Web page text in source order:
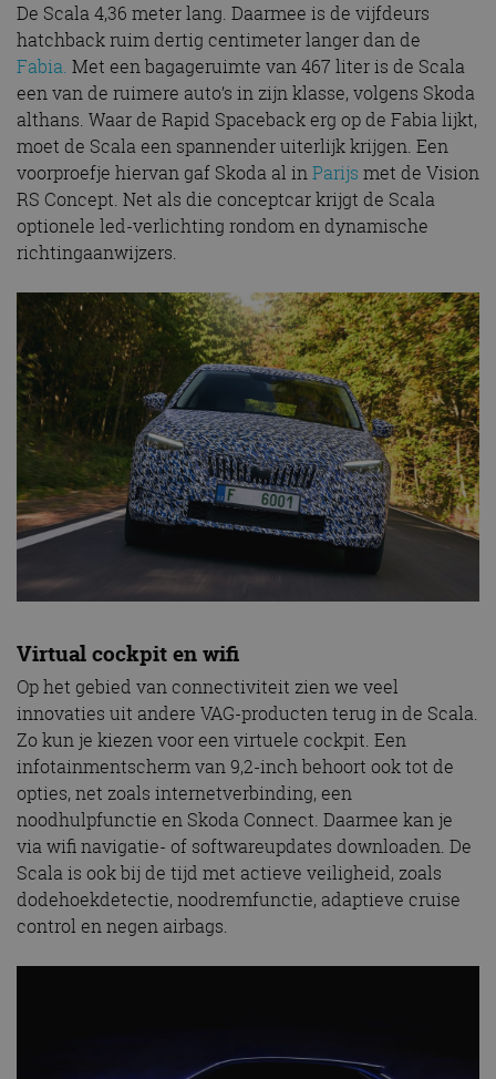
De Scala 4,36 meter lang. Daarmee is de vijfdeurs
hatchback ruim dertig centimeter langer dan de
Fabia. Met een bagageruimte van 467 liter is de Scala
een van de ruimere auto’s in zijn klasse, volgens Skoda
althans. Waar de Rapid Spaceback erg op de Fabia lijkt,
moet de Scala een spannender uiterlijk krijgen. Een
voorproefje hiervan gaf Skoda al inParijs met de Vision
RS Concept. Net als die conceptcar krijgt de Scala
optionele led-verlichting rondom en dynamische
richtingaanwijzers.
Virtual cockpit en wifi
Op het gebied van connectiviteit zien we veel
innovaties uit andere VAG-producten terug in de Scala.
Zo kun je kiezen voor een virtuele cockpit. Een
infotainmentscherm van 9,2-inch behoort ook tot de
opties, net zoals internetverbinding, een
noodhulpfunctie en Skoda Connect. Daarmee kan je
via wifi navigatie- of softwareupdates downloaden. De
Scala is ook bij de tijd met actieve veiligheid, zoals
dodehoekdetectie, noodremfunctie, adaptieve cruise
control en negen airbags.